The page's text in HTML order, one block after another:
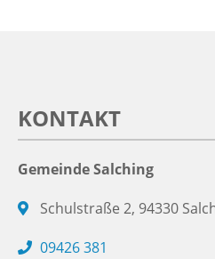
KONTAKT
Gemeinde Salching
Schulstraße 2, 94330
09426 381